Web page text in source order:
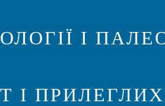
І
І